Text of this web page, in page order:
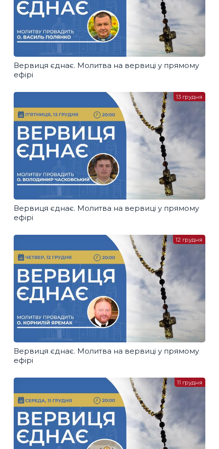
Вервиця єднає. Молитва на вервиці у прямому
ефірі
Вервиця єднає. Молитва на вервиці у прямому
ефірі
13 грудня
Вервиця єднає. Молитва на вервиці у прямому
ефірі
12 грудня
11 грудня